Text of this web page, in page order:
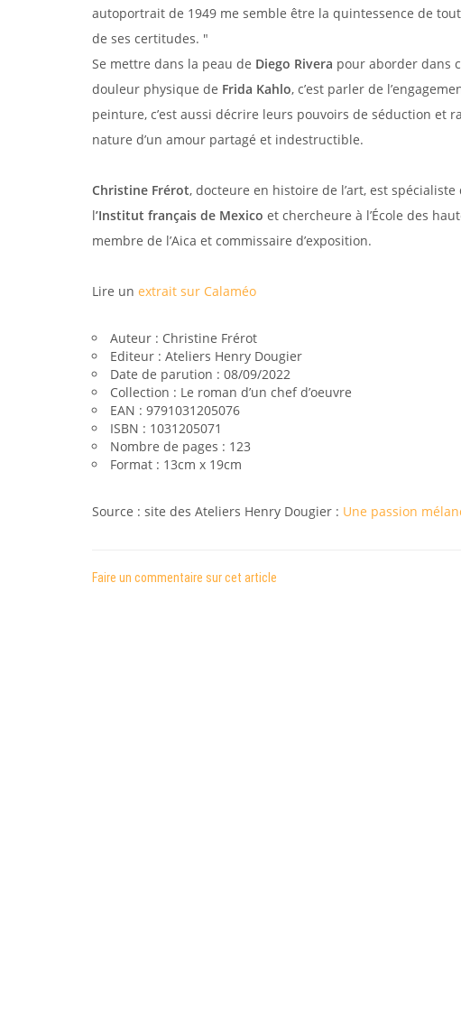
autoportrait de 1949 me semble être la quintessence de
de ses certitudes. "
Se mettre dans la peau de Diego Rivera pour aborder dans
douleur physique de Frida Kahlo, c’est parler de
peinture, c’est aussi décrire leurs pouvoirs de séduction et
nature d’un amour partagé et indestructible.
Christine Frérot, docteure en histoire de l’art, est
l’Institut français de Mexico et chercheure à l’École des
membre de l’Aica et commissaire d’exposition.
Lire un extrait sur Calaméo
Auteur : Christine Frérot
Editeur : Ateliers Henry Dougier
Date de parution : 08/09/2022
Collection : Le roman d’un chef d’oeuvre
EAN : 9791031205076
ISBN : 1031205071
Nombre de pages : 123
Format : 13cm x 19cm
Source : site des Ateliers Henry Dougier : Une passion
Faire un commentaire sur cet article